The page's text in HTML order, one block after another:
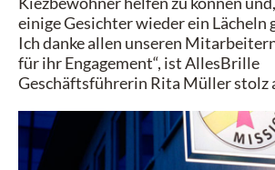
einige Gesichter wieder ein Lächeln
Ich danke allen unseren
für ihr Engagement“, ist AllesBrille
Geschäftsführerin Rita Müller stolz